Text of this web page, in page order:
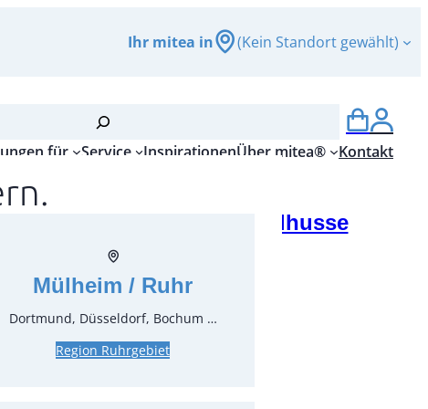
Ihr mitea in (Kein Standort gewählt)
für Service InspirationenÜber mitea® Kontakt
zitronengelb für Stuhlhusse
Dekoration
65290.24
Mülheim / Ruhr
Dortmund, Düsseldorf, Bochum …
Region Ruhrgebiet